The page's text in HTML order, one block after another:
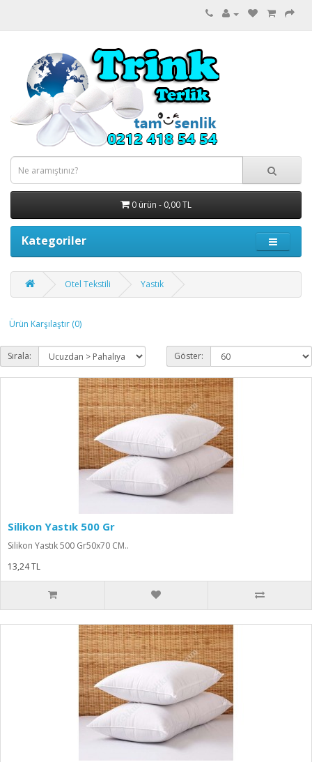
0 ürün - 0,00 TL
Kategoriler
Otel Tekstili Yastık
Ürün Karşılaştır (0)
Sırala: Göster:
Silikon Yastık 500 Gr
Silikon Yastık 500 Gr50x70 CM..
13,24 TL